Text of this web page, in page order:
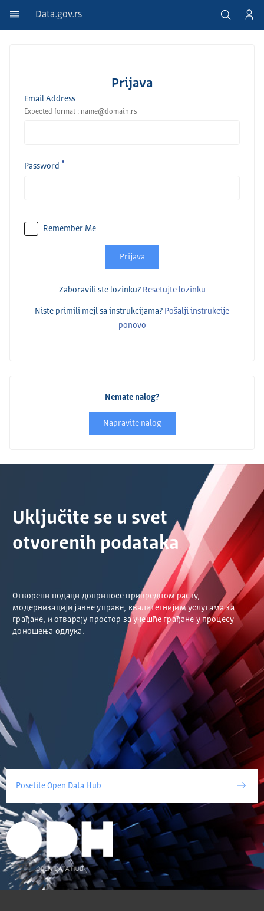
Data.gov.rs
Prijava
Email Address
Expected format : name@domain.rs
Password
Remember Me
Prijava
Zaboravili ste lozinku? Resetujte lozinku
Niste primili mejl sa instrukcijama? Pošalјi instrukcije
ponovo
Nemate nalog?
Napravite nalog
Uključite se u svet
otvorenih podataka
Отворени подаци доприносе привредном расту,
модернизацији јавне управе, квалитетнијим услугама за
грађане, и отварају простор за учешће грађане у процесу
доношења одлука.
Posetite Open Data Hub